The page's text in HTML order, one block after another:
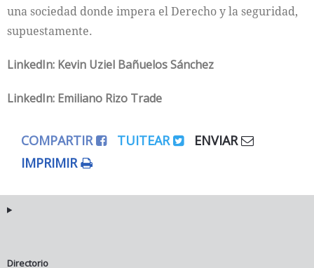
una sociedad donde impera el Derecho y la seguridad,
supuestamente.
LinkedIn: Kevin Uziel Bañuelos Sánchez
LinkedIn: Emiliano Rizo Trade
COMPARTIR TUITEAR
ENVIAR
IMPRIMIR
Directorio